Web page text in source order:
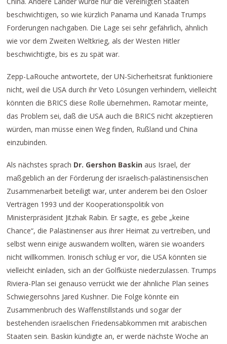
beschwichtigen, so wie kürzlich Panama und Kanada Trumps
Forderungen nachgaben. Die Lage sei sehr gefährlich, ähnlich
wie vor dem Zweiten Weltkrieg, als der Westen Hitler
beschwichtigte, bis es zu spät war.
Zepp-LaRouche antwortete, der UN-Sicherheitsrat funktioniere
nicht, weil die USA durch ihr Veto Lösungen verhindern, vielleicht
könnten die BRICS diese Rolle übernehmen. Ramotar meinte,
das Problem sei, daß die USA auch die BRICS nicht akzeptieren
würden, man müsse einen Weg finden, Rußland und China
einzubinden.
Als nächstes sprach Dr. Gershon Baskin aus Israel, der
maßgeblich an der Förderung der israelisch-palästinensischen
Zusammenarbeit beteiligt war, unter anderem bei den Osloer
Verträgen 1993 und der Kooperationspolitik von
Ministerpräsident Jitzhak Rabin. Er sagte, es gebe „keine
Chance“, die Palästinenser aus ihrer Heimat zu vertreiben, und
selbst wenn einige auswandern wollten, wären sie woanders
nicht willkommen. Ironisch schlug er vor, die USA könnten sie
vielleicht einladen, sich an der Golfküste niederzulassen. Trumps
Riviera-Plan sei genauso verrückt wie der ähnliche Plan seines
Schwiegersohns Jared Kushner. Die Folge könnte ein
Zusammenbruch des Waffenstillstands und sogar der
bestehenden israelischen Friedensabkommen mit arabischen
Staaten sein. Baskin kündigte an, er werde nächste Woche an